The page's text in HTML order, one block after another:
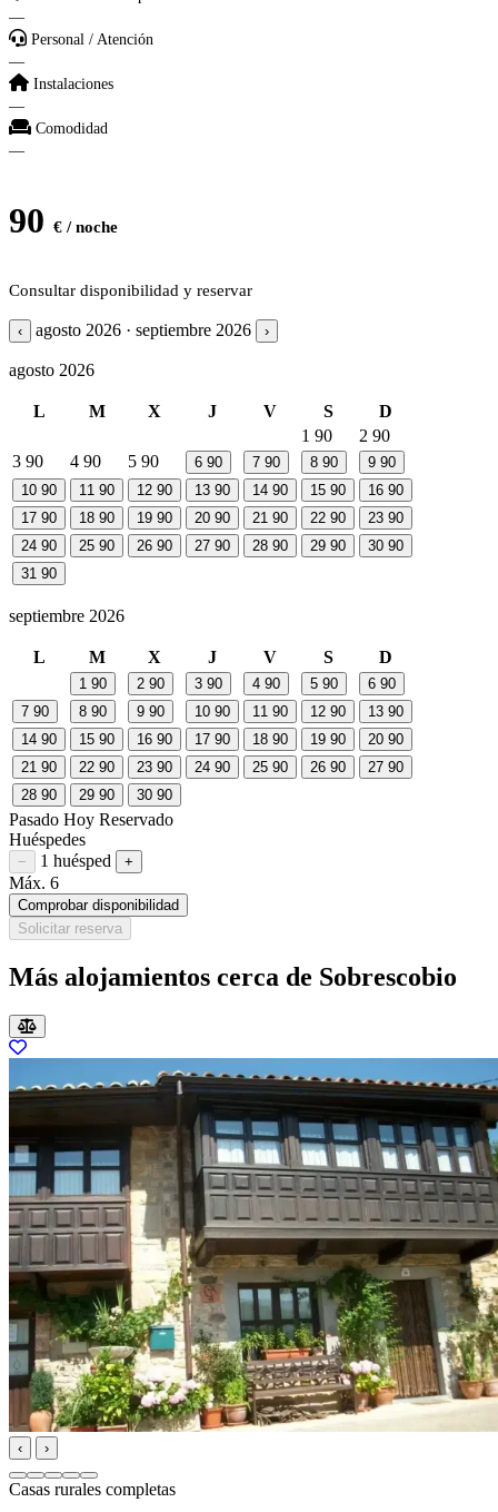
—
Personal / Atención
—
Instalaciones
—
Comodidad
—
90 € / noche
Consultar disponibilidad y reservar
‹ agosto 2026 · septiembre 2026 ›
agosto 2026
L M X J V S
D
1 90 2 90
3 90 4 90 5 90 6 90 7 90 8 90 9 90
10 90 11 90 12 90 13 90 14 90 15 90 16 90
17 90 18 90 19 90 20 90 21 90 22 90 23 90
24 90 25 90 26 90 27 90 28 90 29 90 30 90
31 90
septiembre 2026
L M X J V S D
1 90 2 90 3 90 4 90 5 90 6 90
7 90 8 90 9 90 10 90 11 90 12 90 13 90
14 90 15 90 16 90 17 90 18 90 19 90 20 90
21 90 22 90 23 90 24 90 25 90 26 90 27 90
28 90 29 90 30 90
Pasado Hoy Reservado
Huéspedes
Restar huésped
− 1 huésped Sumar huésped
+
Máx. 6
Comprobar disponibilidad
Solicitar reserva
Más alojamientos cerca de Sobrescobio
‹ ›
Casas rurales completas